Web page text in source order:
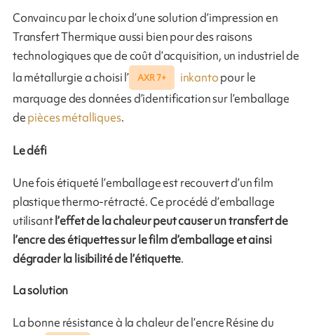
Convaincu par le choix d’une solution d’impression en
Transfert Thermique aussi bien pour des raisons
technologiques que de coût d’acquisition, un industriel de
la métallurgie a choisi l’
AXR 7+ inkantopour le
marquage des données d’identification sur l’emballage
depièces métalliques.
Le défi
Une fois étiqueté l’emballage est recouvert d’un film
plastique thermo-rétracté. Ce procédé d’emballage
utilisantl’effet de la chaleur peut causer un transfert de
l’encre des étiquettes sur le film d’emballage et ainsi
dégrader la lisibilité de l’étiquette.
La solution
La bonne résistance à la chaleur de l’encre Résine du